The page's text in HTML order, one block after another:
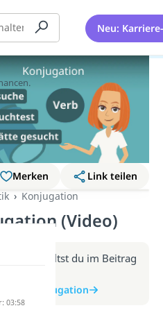
Neu:
Merken
Link teilen
Konjugation
(Video)
Infos erhältst du im Beitrag
Konjugation
03:58